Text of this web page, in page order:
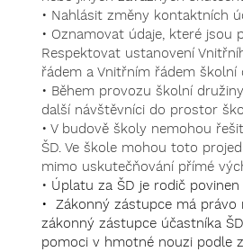
• Nahlásit změny kontaktních
• Oznamovat údaje, které
Respektovat ustanovení
řádem a Vnitřním řádem školní
• Během provozu školní
další návštěvníci do prostor
• V budově školy nemohou
ŠD. Ve škole mohou toto
mimo uskutečňování přímé
• Úplatu za ŠD je rodič
•
Zákonný zástupce má
zákonný zástupce účastníka
pomoci v hmotné nouzi podle